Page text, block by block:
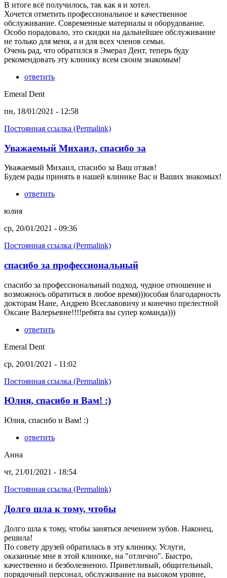
В итоге всё получилось, так как я и хотел.
Хочется отметить профессиональное и качественное
обслуживание. Современные материалы и оборудование.
Особо порадовало, это скидки на дальнейшее обслуживание
не только для меня, а и для всех членов семьи.
Очень рад, что обратился в Эмерал Дент, теперь буду
рекомендовать эту клинику всем своим знакомым!
ответить
Emeral Dent
пн, 18/01/2021 - 12:58
Постоянная ссылка (Permalink)
Уважаемый Михаил, спасибо за
Уважаемый Михаил, спасибо за Ваш отзыв!
Будем рады принять в нашей клинике Вас и Ваших знакомых!
ответить
юлия
ср, 20/01/2021 - 09:36
Постоянная ссылка (Permalink)
спасибо за профессиональный
спасибо за профессиональный подход, чудное отношение и
возможнось обратиться в любое время)))особая благодарность
докторам Нане, Андрею Всеславовичу и конечно прелестной
Оксане Валерьевне!!!!ребята вы супер команда)))
ответить
Emeral Dent
ср, 20/01/2021 - 11:02
Постоянная ссылка (Permalink)
Юлия, спасибо и Вам! :)
Юлия, спасибо и Вам! :)
ответить
Анна
чт, 21/01/2021 - 18:54
Постоянная ссылка (Permalink)
Долго шла к тому, чтобы
Долго шла к тому, чтобы заняться лечением зубов. Наконец,
решила!
По совету друзей обратилась в эту клинику. Услуги,
оказанные мне в этой клинике, на "отлично". Быстро,
качественно и безболезненно. Приветливый, общительный,
порядочный персонал, обслуживание на высоком уровне,